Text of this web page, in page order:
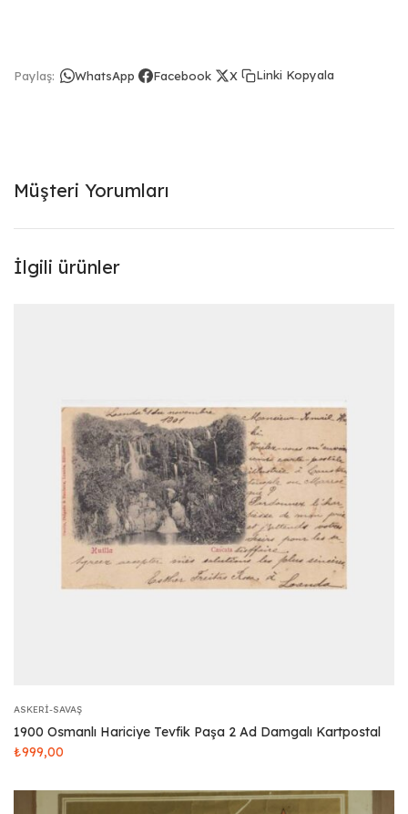
Paylaş: WhatsApp Facebook X Linki Kopyala
Müşteri Yorumları
İlgili ürünler
ASKERI-SAVAŞ
1900 Osmanlı Hariciye Tevfik Paşa 2 Ad Damgalı Kartpostal
₺999,00